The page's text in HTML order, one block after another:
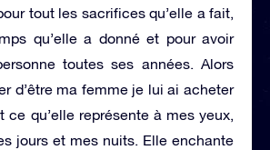
tout les sacrifices qu’elle a fait,
qu’elle a donné et pour avoir
toutes ses années. Alors
d’être ma femme je lui ai acheter
ce qu’elle représente à mes yeux,
jours et mes nuits. Elle enchante